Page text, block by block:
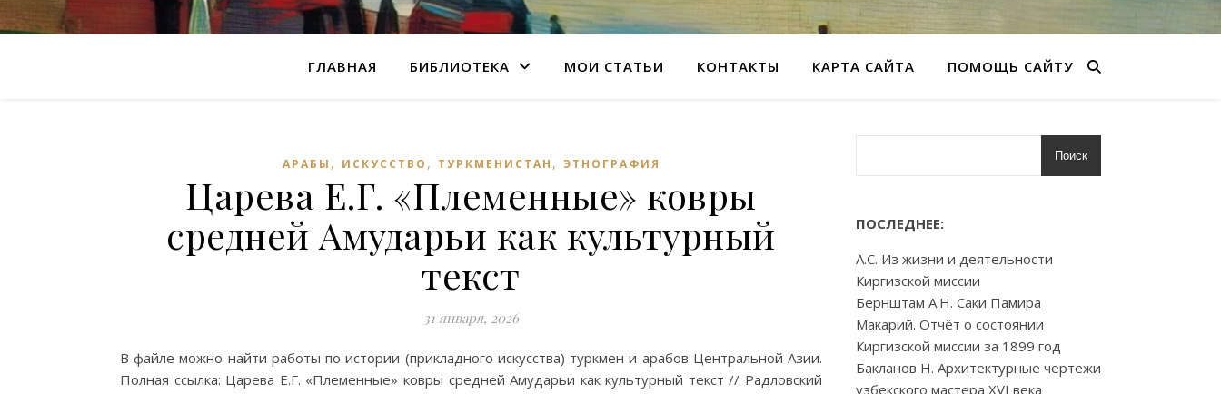
ГЛАВНАЯ БИБЛИОТЕКА МОИ СТАТЬИ КОНТАКТЫ КАРТА САЙТА ПОМОЩЬ САЙТУ
АРАБЫ , ИСКУССТВО , ТУРКМЕНИСТАН , ЭТНОГРАФИЯ
Царева Е.Г. «Племенные» ковры
средней Амударьи как культурный
текст
31 января, 2026
В файле можно найти работы по истории (прикладного искусства) туркмен и арабов Центральной Азии.
Полная ссылка: Царева Е.Г. «Племенные» ковры средней Амударьи как культурный текст // Радловский
Поиск
ПОСЛЕДНЕЕ:
А.С. Из жизни и деятельности
Киргизской миссии
Бернштам А.Н. Саки Памира
Макарий. Отчёт о состоянии
Киргизской миссии за 1899 год
Бакланов Н. Архитектурные чертежи
узбекского мастера XVI века